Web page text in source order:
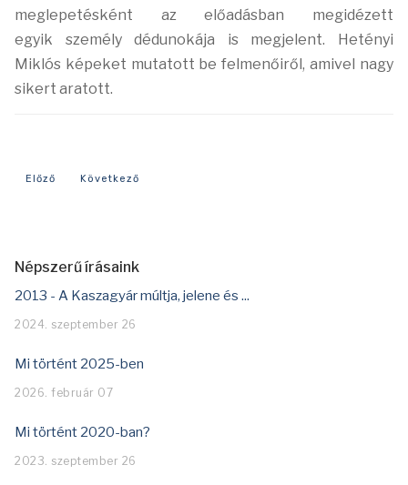
meglepetésként az előadásban megidézett
egyik személy dédunokája is megjelent. Hetényi
Miklós képeket mutatott be felmenőiről, amivel nagy
sikert aratott.
Előző cikk: Mi történt 2025-ben
Előző Következő cikk: Mi történt 2023-ban?
Következő
Népszerű írásaink
2013 - A Kaszagyár múltja, jelene és ...
2024. szeptember 26
Mi történt 2025-ben
2026. február 07
Mi történt 2020-ban?
2023. szeptember 26